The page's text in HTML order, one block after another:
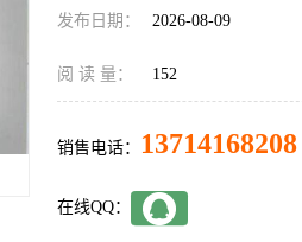
发布日期： 2026-08-09
阅 读 量： 152
销售电话： 13714168208
在线QQ：